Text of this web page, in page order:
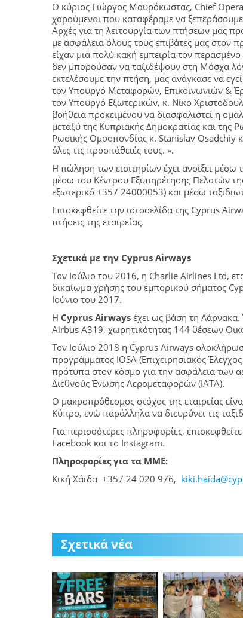
Ο κύριος Γιώργος Μαυρόκωστας, Chief
χαρούμενοι που καταφέραμε να
Αρχές για τη λειτουργία των πτήσεων μας
με ασφάλεια όλους τους επιβάτες μας στον
είχαν μια πολύ κακή εμπειρία τον
δεν μπορούσαν να ταξιδέψουν στη Μόσχα
εκτελέσουμε την πτήση, μας ανάγκασε να
τον Υπουργό Μεταφορών, Επικοινωνιών &
τον Υπουργό Εξωτερικών, κ. Νίκο
βοήθεια προκειμένου να διασφαλιστεί η
μεταξύ της Κυπριακής Δημοκρατίας και της
Ρωσικής Ομοσπονδίας κ. Stanislav
όλες τις προσπάθειές τους. ».
Η πώληση των εισιτηρίων έχει ανοίξει μέσω
μέσω του Κέντρου Εξυπηρέτησης Πελατών
εξωτερικό +357 24000053) και μέσω
Επισκεφθείτε την ιστοσελίδα της Cyprus
πτήσεις της εταιρείας.
Σχετικά με την Cyprus Airways
Τον Ιούλιο του 2016, η Charlie Airlines Ltd,
δικαίωμα χρήσης του εμπορικού σήματος
Ιούνιο του 2017.
Η Cyprus Airways έχει ως βάση τη
Airbus A319, χωρητικότητας 144 θέσεων
Τον Ιούλιο 2018 η Cyprus Airways
προγράμματος IOSA (Επιχειρησιακός
πρότυπα στον κόσμο για την ασφάλεια των
Διεθνούς Ένωσης Αερομεταφορών (IATA).
Ο μακροπρόθεσμος στόχος της εταιρείας
Κύπρο, ενώ παράλληλα να διευρύνει τις
Για περισσότερες πληροφορίες,
Facebook και το Instagram.
Πληροφορίες για τα ΜΜΕ:
Κική Χάιδα +357 24 020 976,
Σχετικά νέα